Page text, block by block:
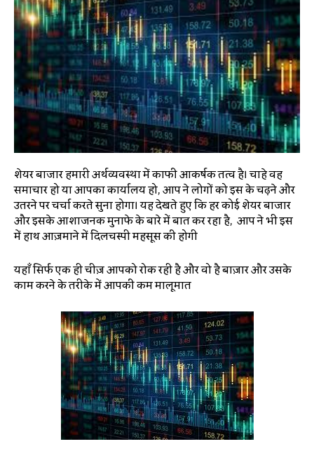
शेयर बाजार हमारी अर्थव्यवस्था में काफी आकर्षक तत्व है। चाहे वह
समाचार हो या आपका कार्यालय हो, आप ने लोगों को इस के चढ़ने और
उतरने पर चर्चा करते सुना होगा। यह देखते हुए कि हर कोई शेयर बाजार
और इसके आशाजनक मुनाफे के बारे में बात कर रहा है, आप ने भी इस
में हाथ आज़माने में दिलचस्पी महसूस की होगी
यहाँ सिर्फ एक ही चीज़ आपको रोक रही है और वो है बाज़ार और उसके
काम करने के तरीके में आपकी कम मालूमात